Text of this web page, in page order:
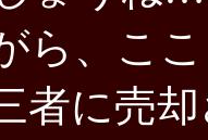
、こ
者に売